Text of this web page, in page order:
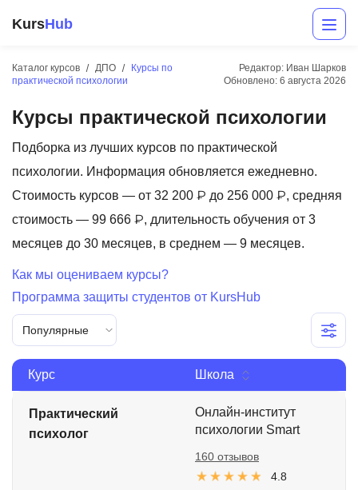
KursHub
Каталог курсов ДПО
Курсы по
практической психологии
Редактор: Иван Шарков
Обновлено: 6 августа 2026
Курсы практической психологии
Подборка из лучших курсов по практической
психологии. Информация обновляется ежедневно.
Стоимость курсов — от 32 200 ₽ до 256 000 ₽, средняя
стоимость — 99 666 ₽, длительность обучения от 3
месяцев до 30 месяцев, в среднем — 9 месяцев.
Как мы оцениваем курсы?
Программа защиты студентов от KursHub
Популярные
Курс Школа
Практический
психолог
Онлайн-институт
психологии Smart
4.8
160 отзывов
Разработка
Маркетинг
Дизайн
Аналитика
Менеджмент
Иностранные языки
Soft Skills
ДПО